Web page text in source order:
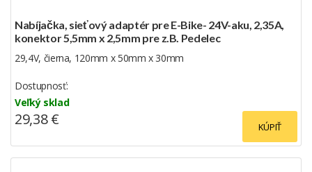
Nabíjačka, sieťový adaptér pre E-Bike- 24V-aku, 2,35A,
konektor 5,5mm x 2,5mm pre z.B. Pedelec
29,4V, čierna, 120mm x 50mm x 30mm
Dostupnosť:
Veľký sklad
KÚPIŤ
29,38 €